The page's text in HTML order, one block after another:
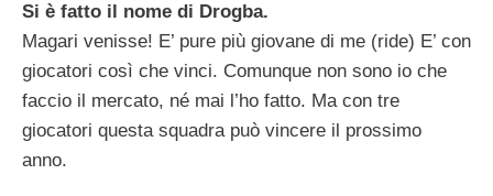
Si è fatto il nome di Drogba.
Magari venisse! E’ pure più giovane di me (ride) E’ con
giocatori così che vinci. Comunque non sono io che
faccio il mercato, né mai l’ho fatto. Ma con tre
giocatori questa squadra può vincere il prossimo
anno.